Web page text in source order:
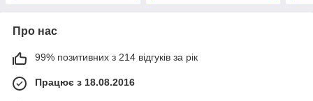
Про нас
99% позитивних з 214 відгуків за рік
Працює з 18.08.2016